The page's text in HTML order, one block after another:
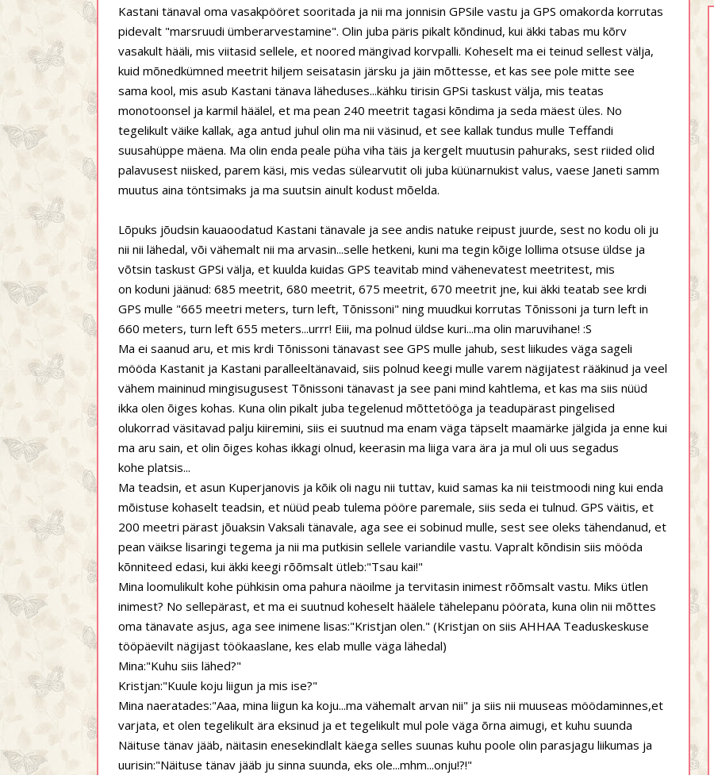
Kastani tänaval oma vasakpööret sooritada ja nii ma jonnisin GPSile vastu ja GPS omakorda korrutas
pidevalt "marsruudi ümberarvestamine". Olin juba päris pikalt kõndinud, kui äkki tabas mu kõrv
vasakult hääli, mis viitasid sellele, et noored mängivad korvpalli. Koheselt ma ei teinud sellest välja,
kuid mõnedkümned meetrit hiljem seisatasin järsku ja jäin mõttesse, et kas see pole mitte see
sama kool, mis asub Kastani tänava läheduses...kähku tirisin GPSi taskust välja, mis teatas
monotoonsel ja karmil häälel, et ma pean 240 meetrit tagasi kõndima ja seda mäest üles. No
tegelikult väike kallak, aga antud juhul olin ma nii väsinud, et see kallak tundus mulle Teffandi
suusahüppe mäena. Ma olin enda peale püha viha täis ja kergelt muutusin pahuraks, sest riided olid
palavusest niisked, parem käsi, mis vedas sülearvutit oli juba küünarnukist valus, vaese Janeti samm
muutus aina töntsimaks ja ma suutsin ainult kodust mõelda.
Lõpuks jõudsin kauaoodatud Kastani tänavale ja see andis natuke reipust juurde, sest no kodu oli ju
nii nii lähedal, või vähemalt nii ma arvasin...selle hetkeni, kuni ma tegin kõige lollima otsuse üldse ja
võtsin taskust GPSi välja, et kuulda kuidas GPS teavitab mind vähenevatest meetritest, mis
on koduni jäänud: 685 meetrit, 680 meetrit, 675 meetrit, 670 meetrit jne, kui äkki teatab see krdi
GPS mulle "665 meetri meters, turn left, Tõnissoni" ning muudkui korrutas Tõnissoni ja turn left in
660 meters, turn left 655 meters...urrr! Eiii, ma polnud üldse kuri...ma olin maruvihane! :S
Ma ei saanud aru, et mis krdi Tõnissoni tänavast see GPS mulle jahub, sest liikudes väga sageli
mööda Kastanit ja Kastani paralleeltänavaid, siis polnud keegi mulle varem nägijatest rääkinud ja veel
vähem maininud mingisugusest Tõnissoni tänavast ja see pani mind kahtlema, et kas ma siis nüüd
ikka olen õiges kohas. Kuna olin pikalt juba tegelenud mõttetööga ja teadupärast pingelised
olukorrad väsitavad palju kiiremini, siis ei suutnud ma enam väga täpselt maamärke jälgida ja enne kui
ma aru sain, et olin õiges kohas ikkagi olnud, keerasin ma liiga vara ära ja mul oli uus segadus
kohe platsis...
Ma teadsin, et asun Kuperjanovis ja kõik oli nagu nii tuttav, kuid samas ka nii teistmoodi ning kui enda
mõistuse kohaselt teadsin, et nüüd peab tulema pööre paremale, siis seda ei tulnud. GPS väitis, et
200 meetri pärast jõuaksin Vaksali tänavale, aga see ei sobinud mulle, sest see oleks tähendanud, et
pean väikse lisaringi tegema ja nii ma putkisin sellele variandile vastu. Vapralt kõndisin siis mööda
kõnniteed edasi, kui äkki keegi rõõmsalt ütleb:"Tsau kai!"
Mina loomulikult kohe pühkisin oma pahura näoilme ja tervitasin inimest rõõmsalt vastu. Miks ütlen
inimest? No sellepärast, et ma ei suutnud koheselt häälele tähelepanu pöörata, kuna olin nii mõttes
oma tänavate asjus, aga see inimene lisas:"Kristjan olen." (Kristjan on siis AHHAA Teaduskeskuse
tööpäevilt nägijast töökaaslane, kes elab mulle väga lähedal)
Mina:"Kuhu siis lähed?"
Kristjan:"Kuule koju liigun ja mis ise?"
Mina naeratades:"Aaa, mina liigun ka koju...ma vähemalt arvan nii" ja siis nii muuseas möödaminnes,et
varjata, et olen tegelikult ära eksinud ja et tegelikult mul pole väga õrna aimugi, et kuhu suunda
Näituse tänav jääb, näitasin enesekindlalt käega selles suunas kuhu poole olin parasjagu liikumas ja
uurisin:"Näituse tänav jääb ju sinna suunda, eks ole...mhm...onju!?!"